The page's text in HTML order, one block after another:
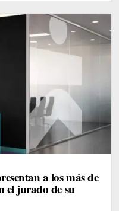
a los más de
el jurado de su